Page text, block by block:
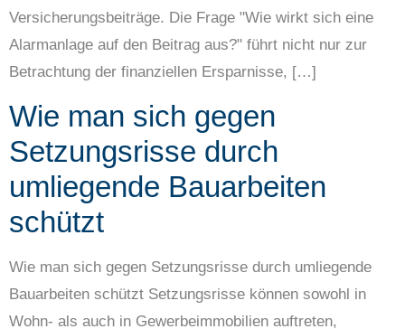
Versicherungsbeiträge. Die Frage "Wie wirkt sich eine
Alarmanlage auf den Beitrag aus?" führt nicht nur zur
Betrachtung der finanziellen Ersparnisse, […]
Wie man sich gegen
Setzungsrisse durch
umliegende Bauarbeiten
schützt
Wie man sich gegen Setzungsrisse durch umliegende
Bauarbeiten schützt Setzungsrisse können sowohl in
Wohn- als auch in Gewerbeimmobilien auftreten,